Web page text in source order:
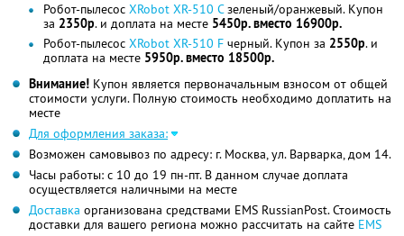
Робот-пылесос XRobot XR-510 Cзеленый/оранжевый. Купон
за 2350р. и доплата на месте 5450р. вместо 16900р.
Робот-пылесос XRobot XR-510 F черный. Купон за 2550р. и
доплата на месте 5950р. вместо 18500р.
Внимание! Купон является первоначальным взносом от общей
стоимости услуги. Полную стоимость необходимо доплатить на
месте
Для оформления заказа:
Возможен самовывоз по адресу: г. Москва, ул. Варварка, дом 14.
Часы работы: с 10 до 19 пн-пт. В данном случае доплата
осуществляется наличными на месте
Доставка организована средствами EMS RussianPost. Стоимость
доставки для вашего региона можно рассчитать на сайте EMS